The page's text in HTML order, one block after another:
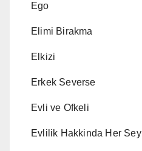
Ego
Elimi Birakma
Elkizi
Erkek Severse
Evli ve Ofkeli
Evlilik Hakkinda Her Sey